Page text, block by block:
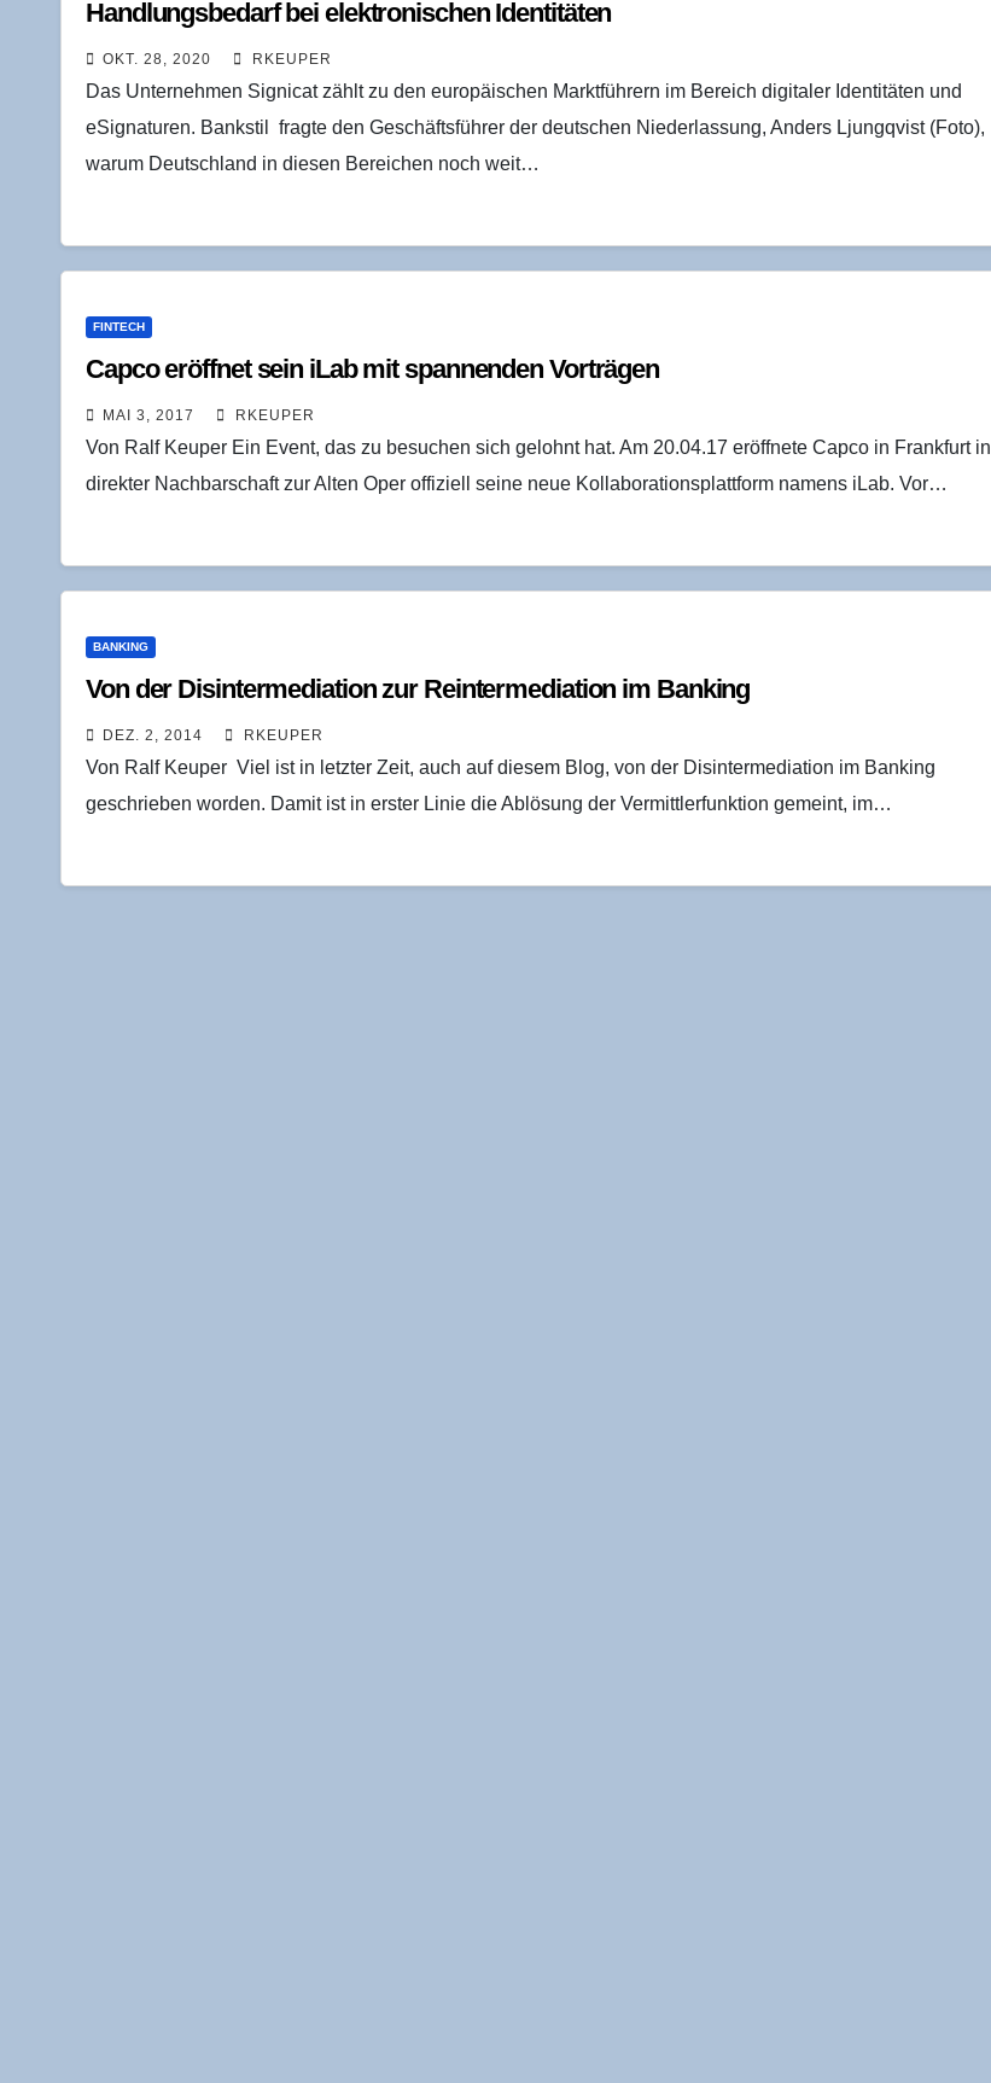
Hand­lungs­be­darf bei elek­tro­ni­schen Identitäten
OKT. 28, 2020 RKEUPER
Das Unternehmen Signicat zählt zu den europäischen Marktführern im Bereich digitaler Identitäten und
eSignaturen. Bankstil fragte den Geschäftsführer der deutschen Niederlassung, Anders Ljungqvist (Foto),
warum Deutschland in diesen Bereichen noch weit…
FINTECH
Cap­co eröff­net sein iLab mit span­nen­den Vorträgen
MAI 3, 2017 RKEUPER
Von Ralf Keuper Ein Event, das zu besuchen sich gelohnt hat. Am 20.04.17 eröffnete Capco in Frankfurt in
direkter Nachbarschaft zur Alten Oper offiziell seine neue Kollaborationsplattform namens iLab. Vor…
BANKING
Von der Dis­in­ter­me­dia­ti­on zur Rein­ter­me­dia­ti­on im Banking
DEZ. 2, 2014 RKEUPER
Von Ralf Keuper Viel ist in letzter Zeit, auch auf diesem Blog, von der Disintermediation im Banking
geschrieben worden. Damit ist in erster Linie die Ablösung der Vermittlerfunktion gemeint, im…